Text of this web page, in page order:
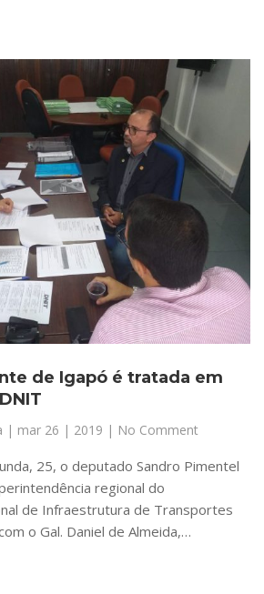
de Igapó é tratada em
| mar 26 | 2019 | No Comment
25, o deputado Sandro Pimentel
regional do
de Infraestrutura de Transportes
o Gal. Daniel de Almeida,…